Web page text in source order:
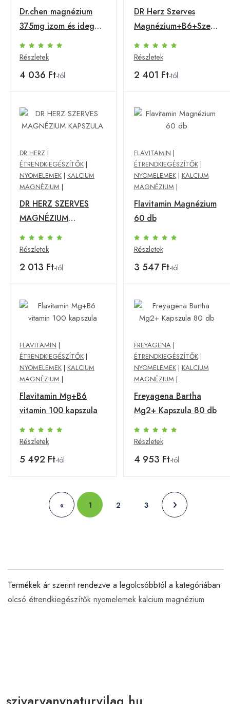
Dr.chen magnézium
375mg izom és ideg
kontroll 101 db
Részletek
4 036 Ft-tól
DR Herz Szerves
Magnézium+B6+Szerves
Cink 60 db kapszula
Részletek
2 401 Ft-tól
DR.HERZ |
ÉTRENDKIEGÉSZÍTŐK |
NYOMELEMEK | KALCIUM
MAGNÉZIUM |
DR HERZ SZERVES
MAGNÉZIUM
KAPSZULA
Részletek
2 013 Ft-tól
FLAVITAMIN |
ÉTRENDKIEGÉSZÍTŐK|
NYOMELEMEK| KALCIUM
MAGNÉZIUM |
Flavitamin Magnézium
60 db
Részletek
3 547 Ft-tól
FLAVITAMIN |
ÉTRENDKIEGÉSZÍTŐK |
NYOMELEMEK | KALCIUM
MAGNÉZIUM |
Flavitamin Mg+B6
vitamin 100 kapszula
Részletek
5 492 Ft-tól
FREYAGENA|
ÉTRENDKIEGÉSZÍTŐK|
NYOMELEMEK| KALCIUM
MAGNÉZIUM |
Freyagena Bartha
Mg2+ Kapszula 80 db
Részletek
4 953 Ft-tól
« 1 2 3
Termékek ár szerint rendezve a legolcsóbbtól a kategóriában
olcsó étrendkiegészítők nyomelemek kalcium magnézium